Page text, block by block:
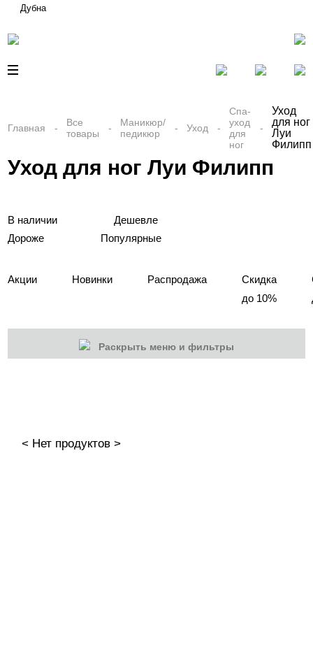
Дубна
Главная
Все
товары
Маникюр/
педикюр
Уход
Спа-
уход
для
ног
Уход
для ног
Луи
Филипп
Уход для ног Луи Филипп
В наличии
Дешевле
Дороже
Популярные
Акции Новинки Распродажа
Скидка
до 10%
Раскрыть меню и фильтры
Скоро в продаже
< Нет продуктов >